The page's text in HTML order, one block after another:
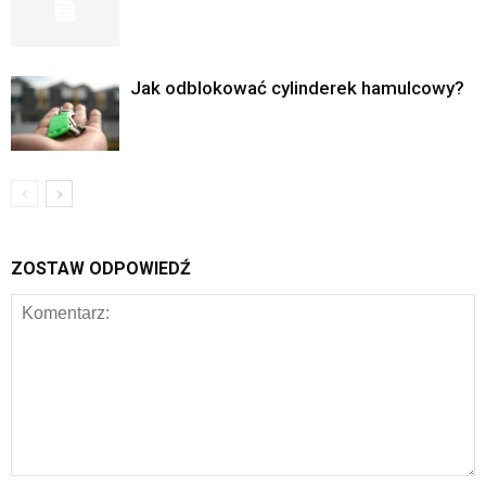
Jak odblokować cylinderek hamulcowy?
ZOSTAW ODPOWIEDŹ